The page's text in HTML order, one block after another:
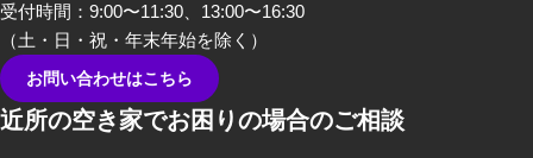
受付時間：9:00〜11:30、13:00〜16:30
（土・日・祝・年末年始を除く）
お問い合わせはこちら
近所の空き家でお困りの場合のご相談